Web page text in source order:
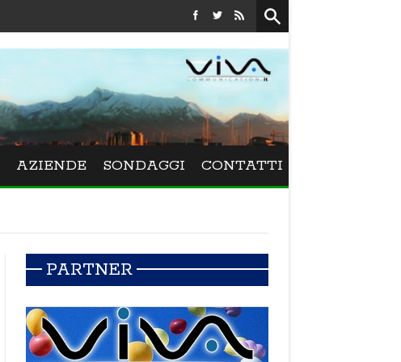
Festival La Versiliana - La direttrice lucchese Beatrice
AZIENDE SONDAGGI CONTATTI
PARTNER